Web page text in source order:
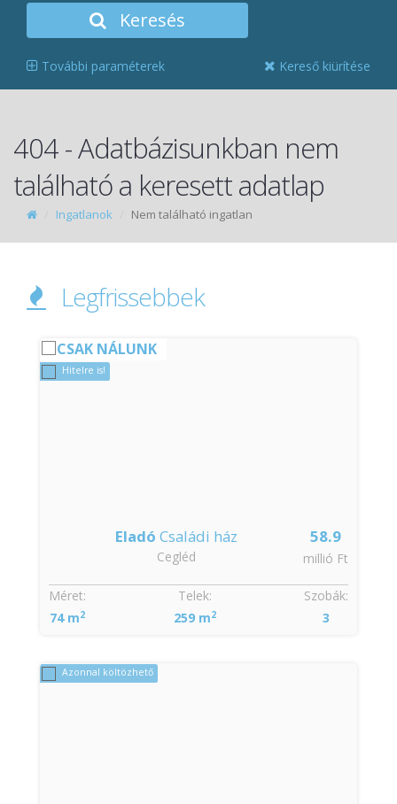
Keresés
További paraméterek Kereső kiürítése
404 - Adatbázisunkban nem
található a keresett adatlap
Ingatlanok Nem található ingatlan
Legfrissebbek
CSAK NÁLUNK
Hitelre is!
58.9
millió Ft
Eladó Családi ház
Cegléd
Szobák:
3
Méret:
74 m2
Telek:
259 m2
Azonnal költözhető